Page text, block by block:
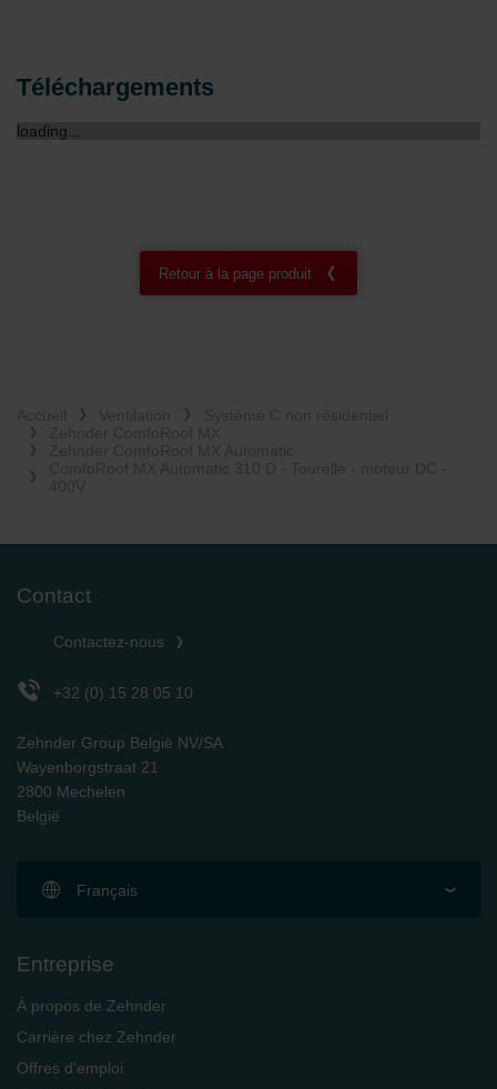
Téléchargements
loading...
Retour à la page produit
Contact
Contactez-nous
+32 (0) 15 28 05 10
Zehnder Group België NV/SA
Wayenborgstraat 21
2800 Mechelen
België
Français
Entreprise
À propos de Zehnder
Carrière chez Zehnder
Offres d'emploi